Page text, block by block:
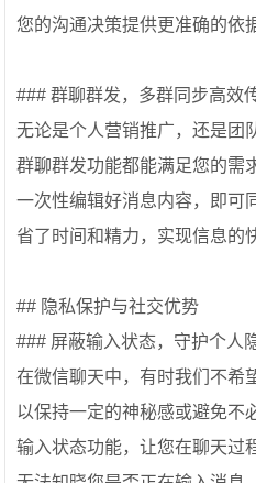
您的沟通决策提供更准确的依
### 群聊群发，多群同步高效
无论是个人营销推广，还是团
群聊群发功能都能满足您的需
一次性编辑好消息内容，即可
省了时间和精力，实现信息的
## 隐私保护与社交优势
### 屏蔽输入状态，守护个人
在微信聊天中，有时我们不希
以保持一定的神秘感或避免不
输入状态功能，让您在聊天过